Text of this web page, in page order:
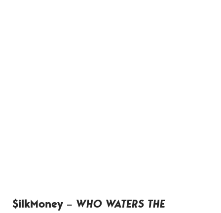
$ilkMoney – WHO WATERS THE